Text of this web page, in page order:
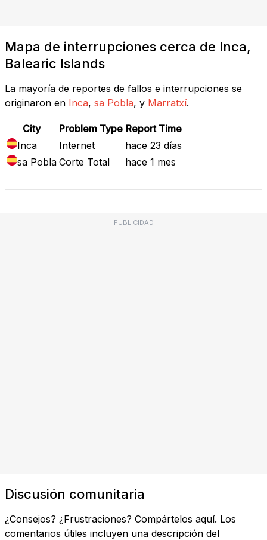
Mapa de interrupciones cerca de Inca,
Balearic Islands
La mayoría de reportes de fallos e interrupciones se
originaron en Inca, sa Pobla, y Marratxí.
City Problem Type Report Time
Inca
Internet
hace 23 días
sa Pobla Corte Total hace 1 mes
PUBLICIDAD
Discusión comunitaria
¿Consejos? ¿Frustraciones? Compártelos aquí. Los
comentarios útiles incluyen una descripción del